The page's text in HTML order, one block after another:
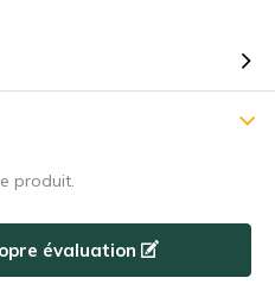
produit.
évaluation
5% de réduction